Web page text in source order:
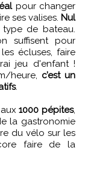
pour changer
ses valises. Nul
de bateau.
suffisent pour
écluses, faire
jeu d'enfant !
heure, c’est un
.
aux1000 pépites,
la gastronomie
du vélo sur les
faire de la